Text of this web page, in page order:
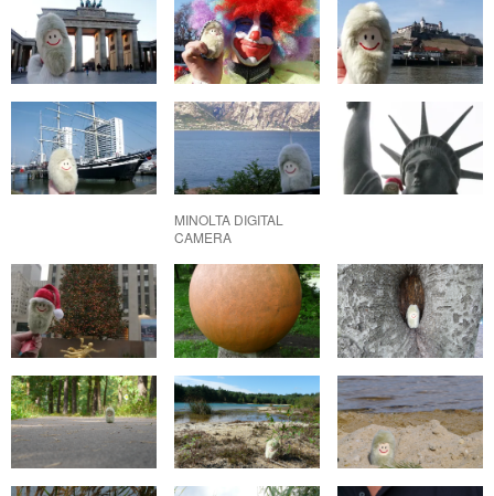
MINOLTA DIGITAL
CAMERA